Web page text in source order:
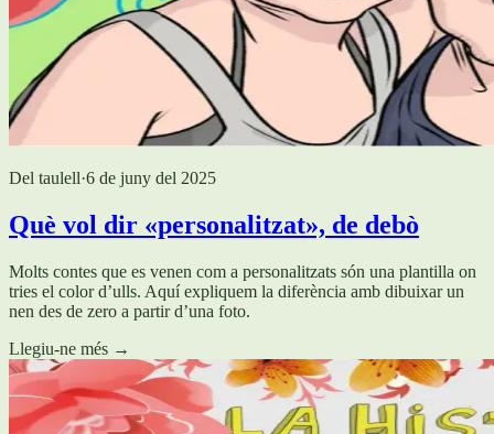
Del taulell·6 de juny del 2025
Què vol dir «personalitzat», de debò
Molts contes que es venen com a personalitzats són una plantilla on
tries el color d’ulls. Aquí expliquem la diferència amb dibuixar un
nen des de zero a partir d’una foto.
Llegiu-ne més →